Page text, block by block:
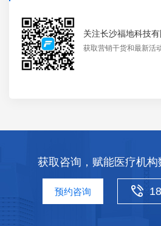
关注长沙福地科技
获取营销干货和最新活
获取咨询，赋能医疗机
预约咨询